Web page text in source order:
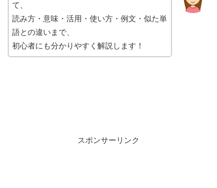
て、
読み方・意味・活用・使い方・例文・似た単
語との違いまで、
初心者にも分かりやすく解説します！
スポンサーリンク